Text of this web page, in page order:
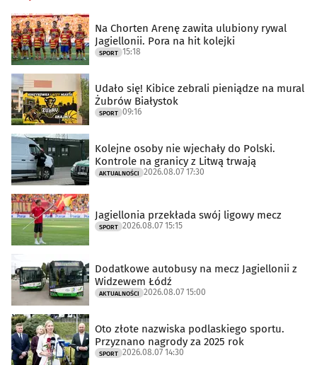
Na Chorten Arenę zawita ulubiony rywal
Jagiellonii. Pora na hit kolejki
SPORT 15:18
Udało się! Kibice zebrali pieniądze na mural
Żubrów Białystok
SPORT 09:16
Kolejne osoby nie wjechały do Polski.
Kontrole na granicy z Litwą trwają
AKTUALNOŚCI 2026.08.07 17:30
Jagiellonia przekłada swój ligowy mecz
SPORT 2026.08.07 15:15
Dodatkowe autobusy na mecz Jagiellonii z
Widzewem Łódź
AKTUALNOŚCI 2026.08.07 15:00
Oto złote nazwiska podlaskiego sportu.
Przyznano nagrody za 2025 rok
SPORT 2026.08.07 14:30